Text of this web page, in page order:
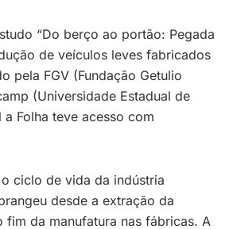
“Do berço ao portão: Pegada
de veículos leves fabricados
pela FGV (Fundação Getulio
(Universidade Estadual de
Folha teve acesso com
ciclo de vida da indústria
desde a extração da
fim da manufatura nas fábricas. A